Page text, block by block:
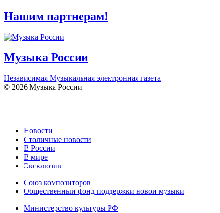
Нашим партнерам!
Музыка России
Независимая Музыкальная электронная газета
© 2026 Музыка России
Новости
Столичные новости
В России
В мире
Эксклюзив
Союз композиторов
Общественный фонд поддержки новой музыки
Министерство культуры РФ